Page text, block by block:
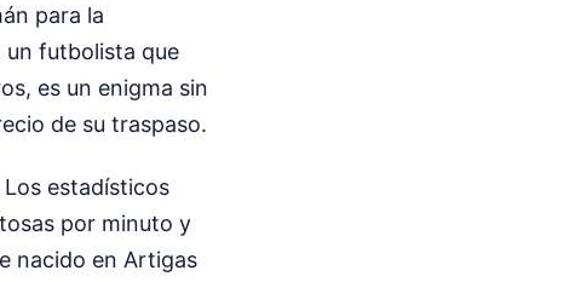
para la
un futbolista que
es un enigma sin
de su traspaso.
estadísticos
por minuto y
nacido en Artigas